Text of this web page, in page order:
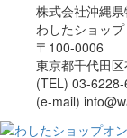
株式会社沖縄
わしたショッ
〒100-0006
東京都千代田
(TEL) 03-
(e-mail)